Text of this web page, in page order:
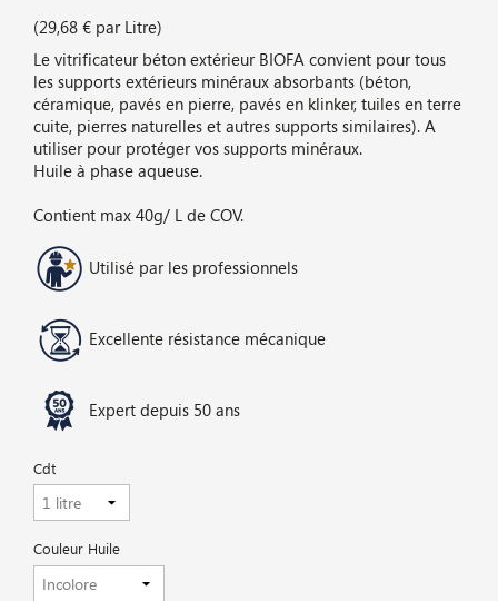
(29,68 € par Litre)
Le vitrificateur béton extérieur BIOFA convient pour tous
les supports extérieurs minéraux absorbants (béton,
céramique, pavés en pierre, pavés en klinker, tuiles en terre
cuite, pierres naturelles et autres supports similaires). A
utiliser pour protéger vos supports minéraux.
Huile à phase aqueuse.
Contient max 40g/ L de COV.
Utilisé par les professionnels
Excellente résistance mécanique
Expert depuis 50 ans
Cdt
Couleur Huile